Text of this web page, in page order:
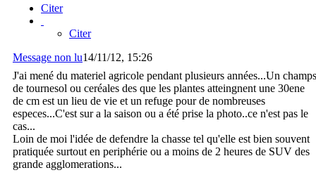
Citer
Citer
Message non lu14/11/12, 15:26
J'ai mené du materiel agricole pendant plusieurs années...Un champs
de tournesol ou ceréales des que les plantes atteingnent une 30ene
de cm est un lieu de vie et un refuge pour de nombreuses
especes...C'est sur a la saison ou a été prise la photo..ce n'est pas le
cas...
Loin de moi l'idée de defendre la chasse tel qu'elle est bien souvent
pratiquée surtout en periphérie ou a moins de 2 heures de SUV des
grande agglomerations...